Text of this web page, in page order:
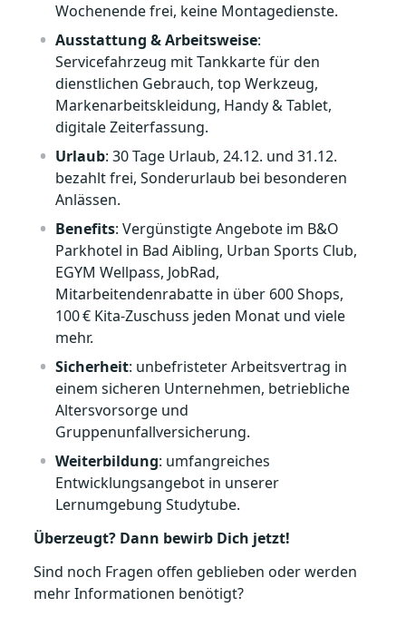
Wochenende frei, keine Montagedienste.
Ausstattung & Arbeitsweise:
Servicefahrzeug mit Tankkarte für den
dienstlichen Gebrauch, top Werkzeug,
Markenarbeitskleidung, Handy & Tablet,
digitale Zeiterfassung.
Urlaub: 30 Tage Urlaub, 24.12. und 31.12.
bezahlt frei, Sonderurlaub bei besonderen
Anlässen.
Benefits: Vergünstigte Angebote im B&O
Parkhotel in Bad Aibling, Urban Sports Club,
EGYM Wellpass, JobRad,
Mitarbeitendenrabatte in über 600 Shops,
100 € Kita‑Zuschuss jeden Monat und viele
mehr.
Sicherheit: unbefristeter Arbeitsvertrag in
einem sicheren Unternehmen, betriebliche
Altersvorsorge und
Gruppenunfallversicherung.
Weiterbildung: umfangreiches
Entwicklungsangebot in unserer
Lernumgebung Studytube.
Überzeugt? Dann bewirb Dich jetzt!
Sind noch Fragen offen geblieben oder werden
mehr Informationen benötigt?